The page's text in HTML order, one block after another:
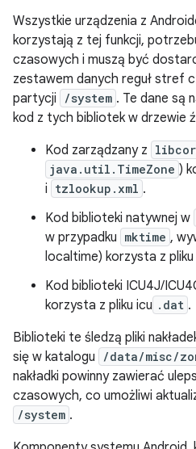
Wszystkie urządzenia z
korzystają z tej funkcji,
czasowych i muszą być
zestawem danych reguł stref
partycji
/system . Te dane są
kod z tych bibliotek w drzewie
Kod zarządzany z
java.util.TimeZone )
i tzlookup.xml .
Kod biblioteki natywnej w
w przypadku mktime ,
localtime) korzysta z pliku
Kod biblioteki ICU4J/
korzysta z pliku icu .dat .
Biblioteki te śledzą pliki
się w katalogu
/data/misc/
nakładki powinny zawierać
czasowych, co umożliwi
/system .